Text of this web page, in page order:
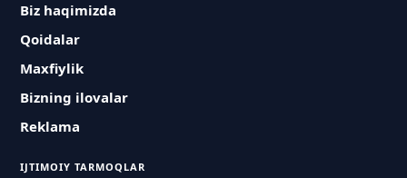
Biz haqimizda
Qoidalar
Maxfiylik
Bizning ilovalar
Reklama
IJTIMOIY TARMOQLAR